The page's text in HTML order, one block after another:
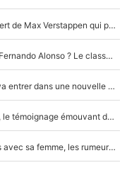
F1 - Une légende de McLaren refuse le transfert de Max Verstappen qui pourrait «faire des vagues» et plomber l'ambiance dans l'équipe
Max Verstappen, Lewis Hamilton… et bientôt Fernando Alonso ? Le classement des pilotes les mieux payés en Formule 1 risque de changer !
F1 - Alpine signe un accord «impensable» et va entrer dans une nouvelle dimension : Grande nouvelle pour Pierre Gasly !
F1 : « Je lui ai fait un câlin, puis j’ai dû partir...», le témoignage émouvant de Max Verstappen sur sa fille
F1 : Charles Leclerc surpris par les paparazzis avec sa femme, les rumeurs étaient vraies !